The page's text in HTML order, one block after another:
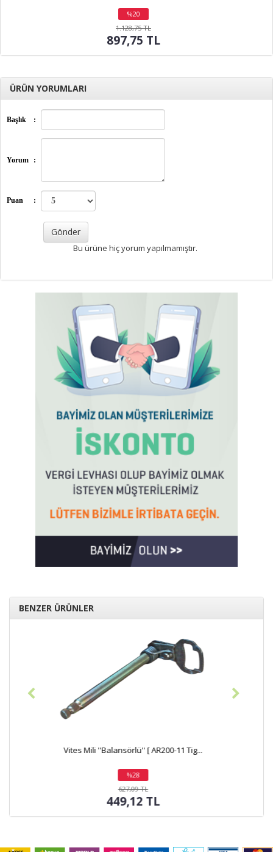
%20
indirim
1.128,75 TL
897,75 TL
ÜRÜN YORUMLARI
Başlık :
Yorum :
Puan :
Bu ürüne hiç yorum yapılmamıştır.
BENZER ÜRÜNLER
Kartel ( Blok ) ''Füme'' SAĞ 200cc ''Bal...
2.651,11 TL